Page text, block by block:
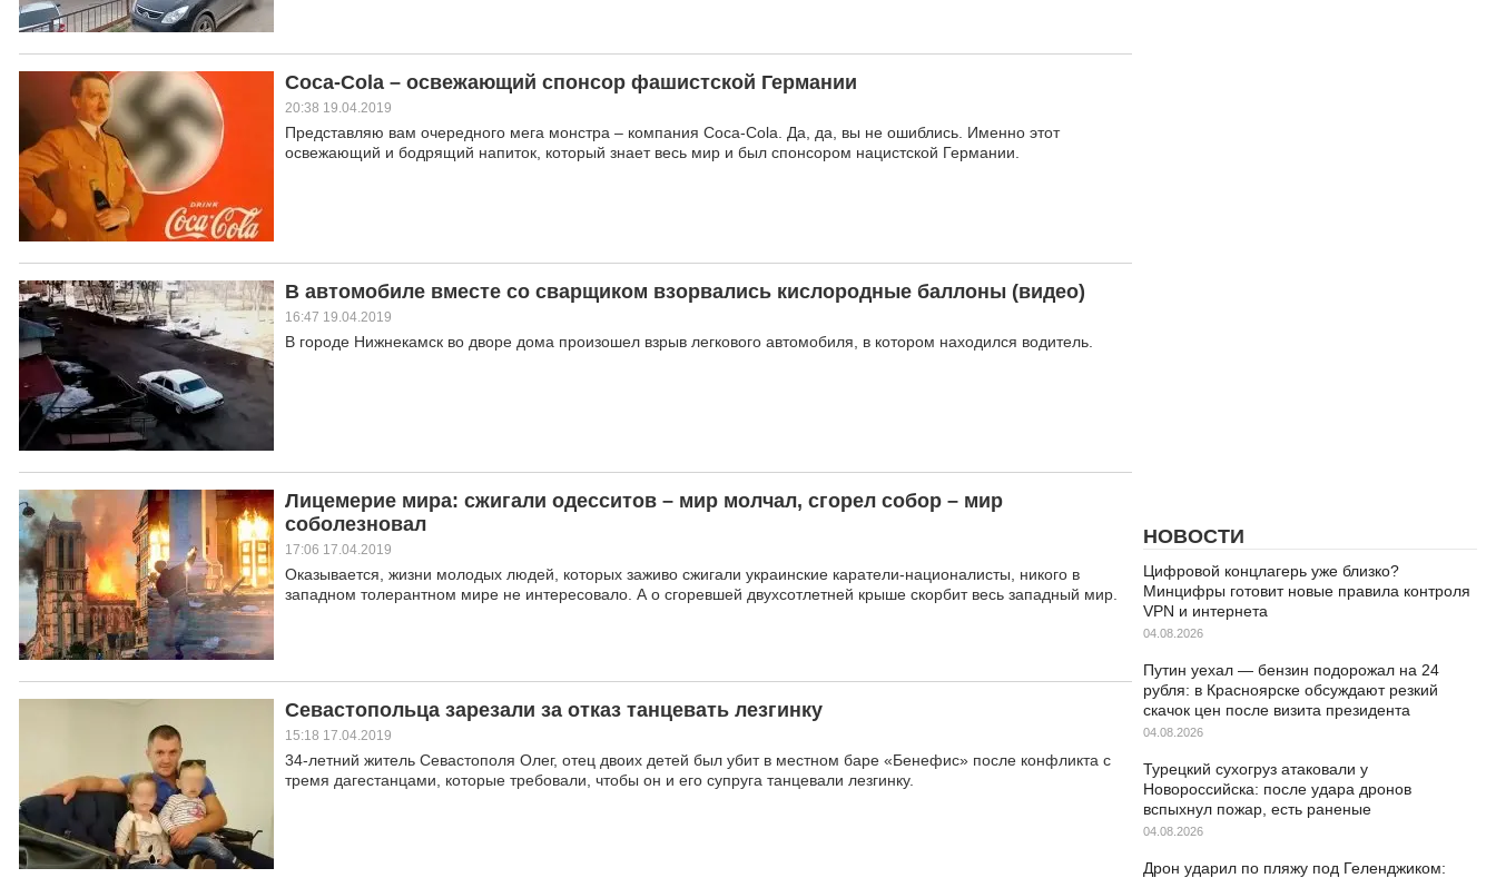
Coca-Cola – освежающий спонсор фашистской Германии
20:38 19.04.2019
Представляю вам очередного мега монстра – компания Coca-Cola. Да, да, вы не ошиблись. Именно этот
освежающий и бодрящий напиток, который знает весь мир и был спонсором нацистской Германии.
В автомобиле вместе со сварщиком взорвались кислородные баллоны (видео)
16:47 19.04.2019
В городе Нижнекамск во дворе дома произошел взрыв легкового автомобиля, в котором находился водитель.
Лицемерие мира: сжигали одесситов – мир молчал, сгорел собор – мир
соболезновал
17:06 17.04.2019
Оказывается, жизни молодых людей, которых заживо сжигали украинские каратели-националисты, никого в
западном толерантном мире не интересовало. А о сгоревшей двухсотлетней крыше скорбит весь западный мир.
Севастопольца зарезали за отказ танцевать лезгинку
15:18 17.04.2019
34-летний житель Севастополя Олег, отец двоих детей был убит в местном баре «Бенефис» после конфликта с
тремя дагестанцами, которые требовали, чтобы он и его супруга танцевали лезгинку.
НОВОСТИ
Цифровой концлагерь уже близко?
Минцифры готовит новые правила контроля
VPN и интернета
04.08.2026
Путин уехал — бензин подорожал на 24
рубля: в Красноярске обсуждают резкий
скачок цен после визита президента
04.08.2026
Турецкий сухогруз атаковали у
Новороссийска: после удара дронов
вспыхнул пожар, есть раненые
04.08.2026
Дрон ударил по пляжу под Геленджиком: